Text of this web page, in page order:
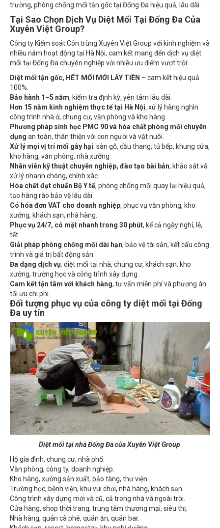
Tại Sao Chọn Dịch Vụ Diệt Mối Tại Đống Đa Của
Xuyên Việt Group?
nhiều năm hoạt động tại Hà Nội, cam kết mang đến dịch vụ diệt
mối tại Đống Đa chuyên nghiệp với nhiều ưu điểm vượt trội:
Diệt mối tận gốc, HẾT MỐI MỚI LẤY TIỀN
100%.
Bảo hành 1–5 năm
Hơn 15 năm kinh nghiệm thực tế tại Hà Nội, xử lý hàng nghìn
công trình nhà ở, chung cư, văn phòng và kho hàng.
Phương pháp sinh học PMC 90 và hóa chất phòng mối chuyên
dụngan toàn, thân thiện với con người và vật nuôi.
Xử lý mọi vị trí mối gây hại: sàn gỗ, cầu thang, tủ bếp, khung cửa,
kho hàng, văn phòng, nhà xưởng.
Nhân viên kỹ thuật chuyên nghiệp, đào tạo bài bản
xử lý nhanh chóng, chính xác.
Hóa chất đạt chuẩn Bộ Y tế, phòng chống mối quay lại hiệu quả,
tạo hàng rào bảo vệ lâu dài.
Có hóa đơn VAT cho doanh nghiệp
xưởng, khách sạn, nhà hàng.
Phục vụ 24/7, có mặt nhanh trong 30 phút
tết.
Giải pháp phòng chống mối dài hạn
trình và giá trị bất động sản.
Đa dạng dịch vụ: diệt mối tại nhà, chung cư, khách sạn, kho
xưởng, trường học và công trình xây dựng.
Cam kết tận tâm với khách hàng, tư vấn miễn phí và phương án
tối ưu chi phí.
Đối tượng phục vụ của công ty diệt mối tại Đống
Đa uy tín
Diệt mối tại nhà Đống Đa của Xuyên Việt Group
Hộ gia đình, chung cư, nhà phố.
Văn phòng, công ty, doanh nghiệp.
Kho hàng, xưởng sản xuất, bảo tàng, thư viện.
Trường học, bệnh viện, khu vui chơi, nhà hàng, khách sạn.
Công trình xây dựng mới và cũ, cả trong nhà và ngoài trời.
Cửa hàng, shop thời trang, trung tâm thương mại, siêu thị.
Nhà hàng, quán cà phê, quán ăn, quán bar.
Khách sạn, resort, homestay, khu nghỉ dưỡng.